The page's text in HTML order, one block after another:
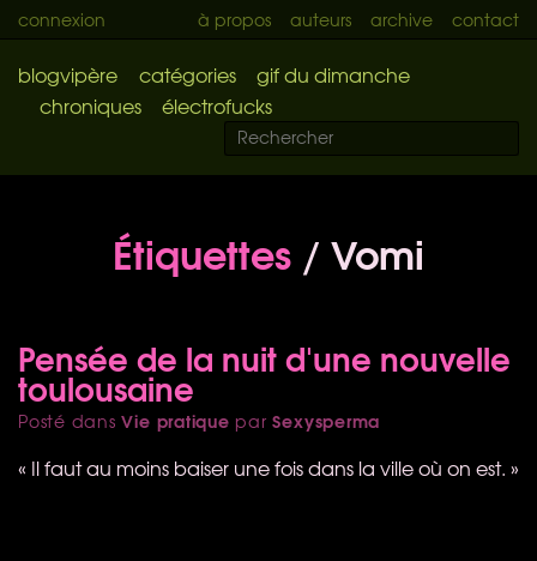
connexion à propos auteurs archive contact
blogvipère catégories
gif du dimanche
chroniques
électrofucks
Étiquettes / Vomi
Pensée de la nuit d'une nouvelle
toulousaine
Posté dansVie pratique parSexysperma
« Il faut au moins baiser une fois dans la ville où on est. »